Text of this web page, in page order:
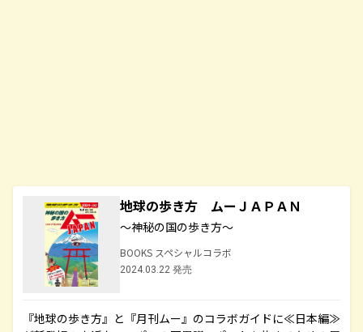
地球の歩き方 ムーＪＡＰＡＮ
～神秘の国の歩き方～
BOOKS スペシャルコラボ
2024.03.22 発売
『地球の歩き方』と『月刊ムー』のコラボガイドに≪日本編≫